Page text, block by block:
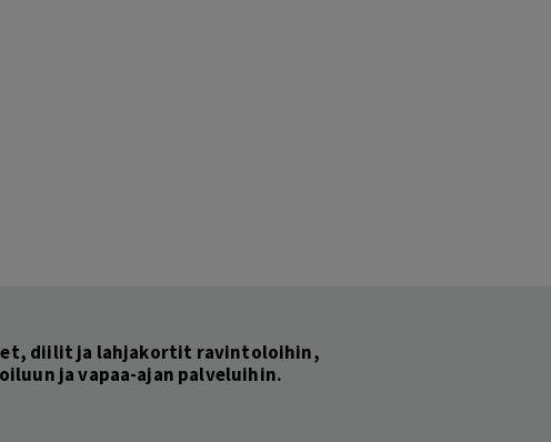
diilit ja lahjakortit ravintoloihin,
ja vapaa-ajan palveluihin.